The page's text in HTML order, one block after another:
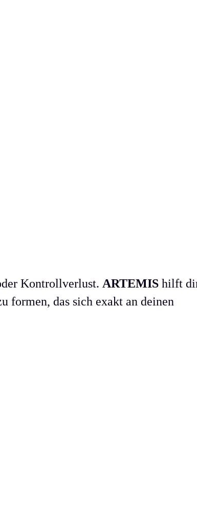
Kontrollverlust. ARTEMIShilft
formen, das sich exakt an deinen